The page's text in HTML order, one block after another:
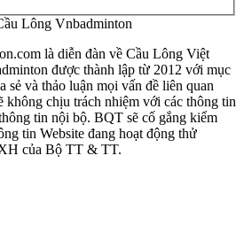
Lông Vnbadminton
là diễn đàn về Cầu Lông Việt
được thành lập từ 2012 với mục
sẻ và thảo luận mọi vấn đề liên quan
không chịu trách nhiệm với các thông tin
tin nội bộ. BQT sẽ cố gắng kiểm
tin Website đang hoạt động thử
của Bộ TT & TT.